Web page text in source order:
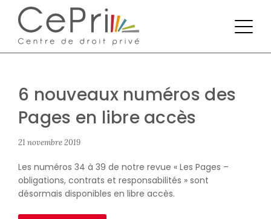
6 nouveaux numéros des
Pages en libre accès
21 novembre 2019
Les numéros 34 à 39 de notre revue « Les Pages –
obligations, contrats et responsabilités » sont
désormais disponibles en libre accès.